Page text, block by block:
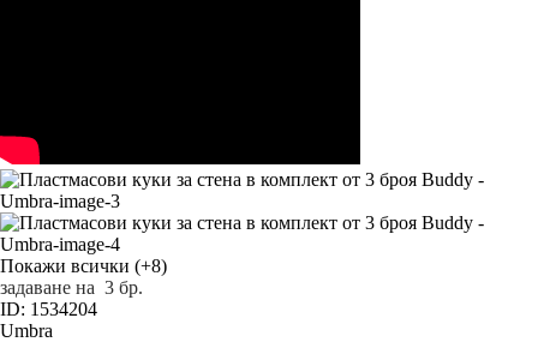
Покажи всички (+8)
задаване на 3 бр.
ID: 1534204
Umbra